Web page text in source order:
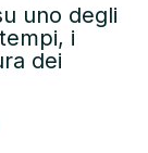
uno degli
i
dei